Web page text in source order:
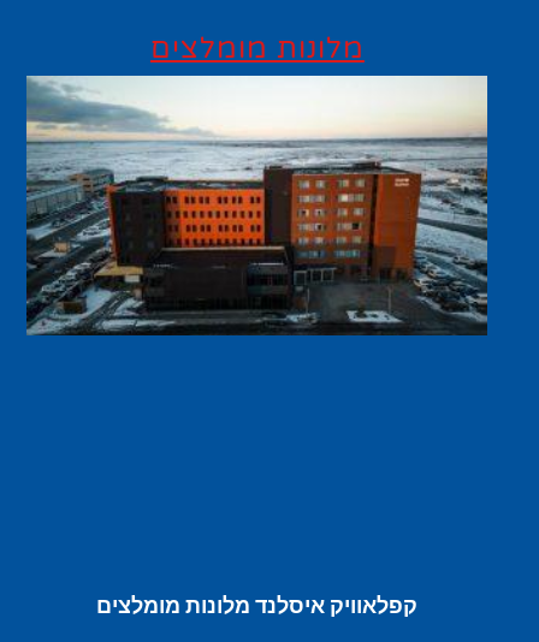
מלונות מומלצים
קפלאוויק איסלנד מלונות מומלצים